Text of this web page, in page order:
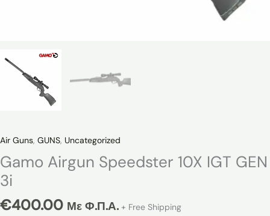
Air Guns, GUNS, Uncategorized
Gamo Airgun Speedster 10X IGT GEN
3i
€400.00 Με Φ.Π.Α. + Free Shipping